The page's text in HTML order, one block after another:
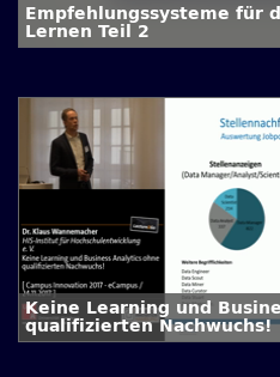
Empfehlungssysteme für
Lernen Teil 2
Keine Learning und
qualifizierten Nachwuchs!